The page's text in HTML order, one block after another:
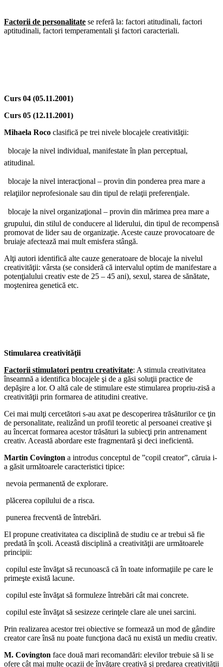
Factorii de personalitate se referă la: factori atitudinali, factori
aptitudinali, factori temperamentali şi factori caracteriali.
Curs 04 (05.11.2001)
Curs 05 (12.11.2001)
Mihaela Roco clasifică pe trei nivele blocajele creativităţii:
 blocaje la nivel individual, manifestate în plan perceptual,
atitudinal.
 blocaje la nivel interacţional – provin din ponderea prea mare a
relaţiilor neprofesionale sau din tipul de relaţii preferenţiale.
 blocaje la nivel organizaţional – provin din mărimea prea mare a
grupului, din stilul de conducere al liderului, din tipul de recompensă
promovat de lider sau de organizaţie. Aceste cauze provocatoare de
bruiaje afectează mai mult emisfera stângă.
Alţi autori identifică alte cauze generatoare de blocaje la nivelul
creativităţii: vârsta (se consideră că intervalul optim de manifestare a
potenţialului creativ este de 25 – 45 ani), sexul, starea de sănătate,
moştenirea genetică etc.
Stimularea creativităţii
Factorii stimulatori pentru creativitate: A stimula creativitatea
înseamnă a identifica blocajele şi de a găsi soluţii practice de
depăşire a lor. O altă cale de stimulare este stimularea propriu-zisă a
creativităţii prin formarea de atitudini creative.
Cei mai mulţi cercetători s-au axat pe descoperirea trăsăturilor ce ţin
de personalitate, realizând un profil teoretic al persoanei creative şi
au încercat formarea acestor trăsături la subiecţi prin antrenament
creativ. Această abordare este fragmentară şi deci ineficientă.
Martin Covington a introdus conceptul de ”copil creator”, căruia i-
a găsit următoarele caracteristici tipice:
­ nevoia permanentă de explorare.
­ plăcerea copilului de a risca.
­ punerea frecventă de întrebări.
El propune creativitatea ca disciplină de studiu ce ar trebui să fie
predată în şcoli. Această disciplină a creativităţii are următoarele
principii:
­ copilul este învăţat să recunoască că în toate informaţiile pe care le
primeşte există lacune.
­ copilul este învăţat să formuleze întrebări cât mai concrete.
­ copilul este învăţat să sesizeze cerinţele clare ale unei sarcini.
Prin realizarea acestor trei obiective se formează un mod de gândire
creator care însă nu poate funcţiona dacă nu există un mediu creativ.
M. Covington face două mari recomandări: elevilor trebuie să li se
ofere cât mai multe ocazii de învăţare creativă şi predarea creativităţii